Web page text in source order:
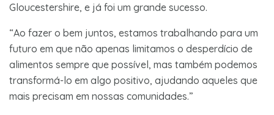
Gloucestershire, e já foi um grande sucesso.
“Ao fazer o bem juntos, estamos trabalhando para um
futuro em que não apenas limitamos o desperdício de
alimentos sempre que possível, mas também podemos
transformá-lo em algo positivo, ajudando aqueles que
mais precisam em nossas comunidades.”